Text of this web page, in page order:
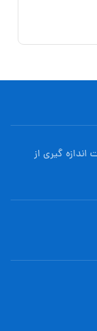
اندازه گیری از